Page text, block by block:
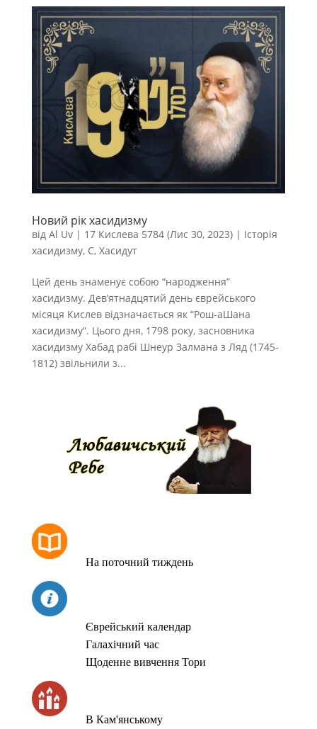
Новий рік хасидизму
від Al Uv| 17 Кислева 5784 (Лис 30, 2023)| Історія
хасидизму, С, Хасидут
Цей день знаменує собою “народження”
хасидизму. Дев’ятнадцятий день єврейського
місяця Кислев відзначається як “Рош-аШана
хасидизму”. Цього дня, 1798 року, засновника
хасидизму Хабад рабі Шнеур Залмана з Ляд (1745-
1812) звільнили з...
На поточний тиждень
Єврейський календар
Галахічний час
Щоденне вивчення Тори
В Кам'янському